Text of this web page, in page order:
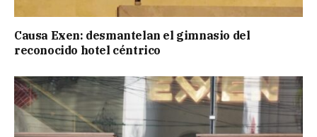
Causa Exen: desmantelan el gimnasio del
reconocido hotel céntrico